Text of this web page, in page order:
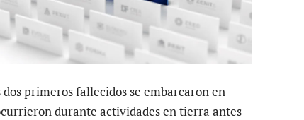
primeros fallecidos se embarcaron en
durante actividades en tierra antes